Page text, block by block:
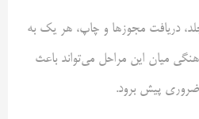
دریافت مجوزها و چاپ، هر یک به
میان این مراحل می‌تواند باعث
پیش برود.